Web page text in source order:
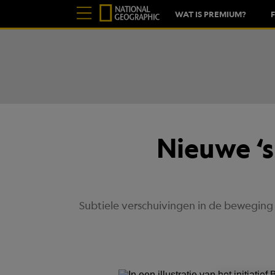
WAT IS PREMIUM?
Nieuwe
Subtiele verschuivingen in de